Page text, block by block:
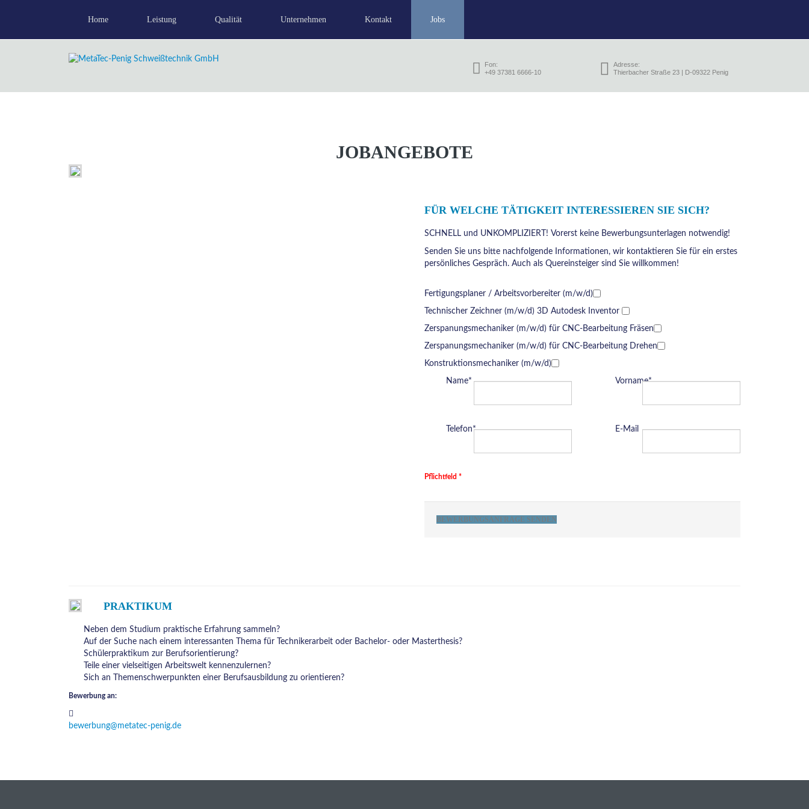
Home Leistung Qualität Unternehmen Kontakt Jobs
Fon:
+49 37381 6666-10
Adresse:
Thierbacher Straße 23 | D-09322 Penig
JOBANGEBOTE
FÜR WELCHE TÄTIGKEIT INTERESSIEREN SIE SICH?
SCHNELL und UNKOMPLIZIERT! Vorerst keine Bewerbungsunterlagen notwendig!
Senden Sie uns bitte nachfolgende Informationen, wir kontaktieren Sie für ein erstes
persönliches Gespräch. Auch als Quereinsteiger sind Sie willkommen!
Fertigungsplaner / Arbeitsvorbereiter (m/w/d)
Technischer Zeichner (m/w/d) 3D Autodesk Inventor
Zerspanungsmechaniker (m/w/d) für CNC-Bearbeitung Fräsen
Zerspanungsmechaniker (m/w/d) für CNC-Bearbeitung Drehen
Konstruktionsmechaniker (m/w/d)
Name* Vorname*
Telefon* E-Mail
Pflichtfeld *
PRAKTIKUM
Neben dem Studium praktische Erfahrung sammeln?
Auf der Suche nach einem interessanten Thema für Technikerarbeit oder Bachelor- oder Masterthesis?
Schülerpraktikum zur Berufsorientierung?
Teile einer vielseitigen Arbeitswelt kennenzulernen?
Sich an Themenschwerpunkten einer Berufsausbildung zu orientieren?
Bewerbung an:
bewerbung@metatec-penig.de